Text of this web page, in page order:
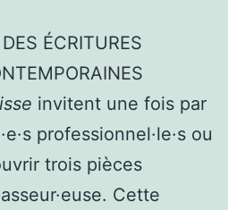
ÉCRITURES
invitent une fois par
professionnel·le·s ou
trois pièces
Cette